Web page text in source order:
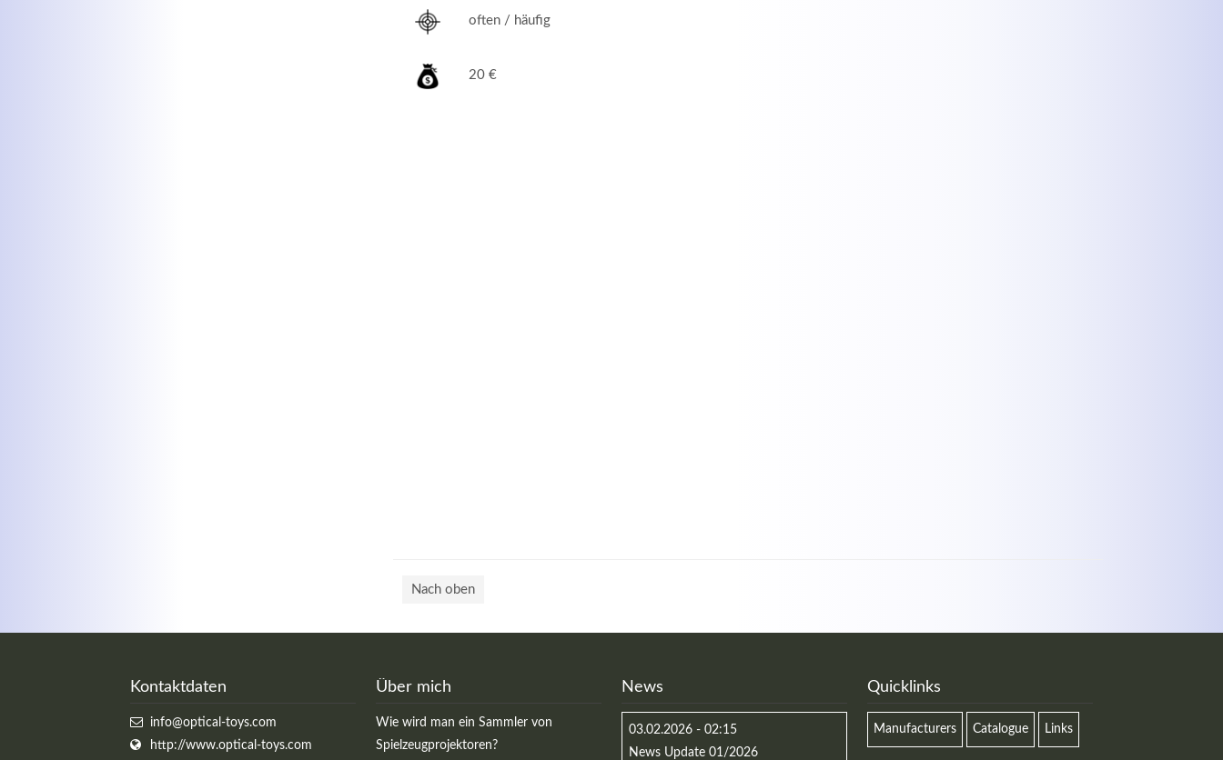
often / häufig
20 €
Nach oben
Kontaktdaten
info@optical-toys.com
http://www.optical-toys.com
Über mich
Wie wird man ein Sammler von
Spielzeugprojektoren?
News
03.02.2026 - 02:15
News Update 01/2026
Quicklinks
Manufacturers Catalogue Links